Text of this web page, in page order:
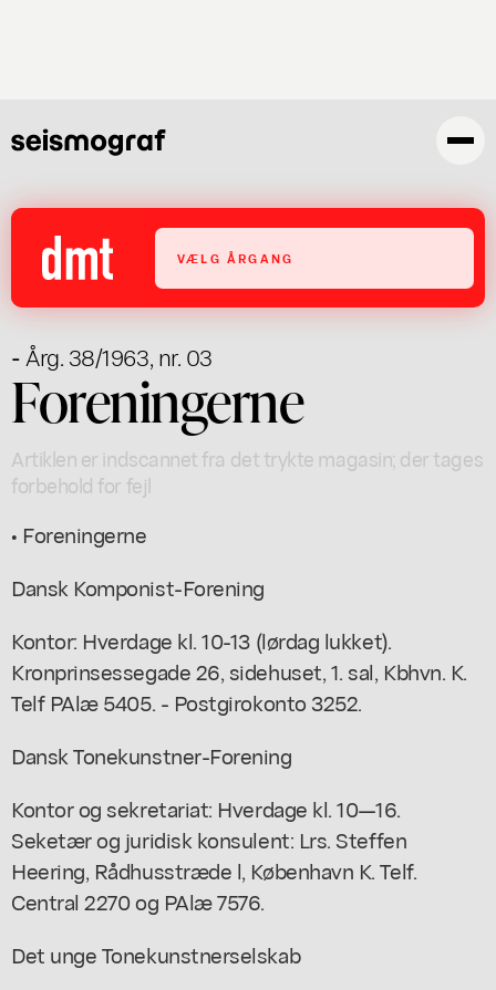
VÆLG ÅRGANG
- Årg. 38/1963, nr. 03
Foreningerne
Artiklen er indscannet fra det trykte magasin; der tages
forbehold for fejl
• Foreningerne
Dansk Komponist-Forening
Kontor: Hverdage kl. 10-13 (lørdag lukket).
Kronprinsessegade 26, sidehuset, 1. sal, Kbhvn. K.
Telf PAlæ 5405. - Postgirokonto 3252.
Dansk Tonekunstner-Forening
Kontor og sekretariat: Hverdage kl. 10—16.
Seketær og juridisk konsulent: Lrs. Steffen
Heering, Rådhusstræde l, København K. Telf.
Central 2270 og PAlæ 7576.
Det unge Tonekunstnerselskab